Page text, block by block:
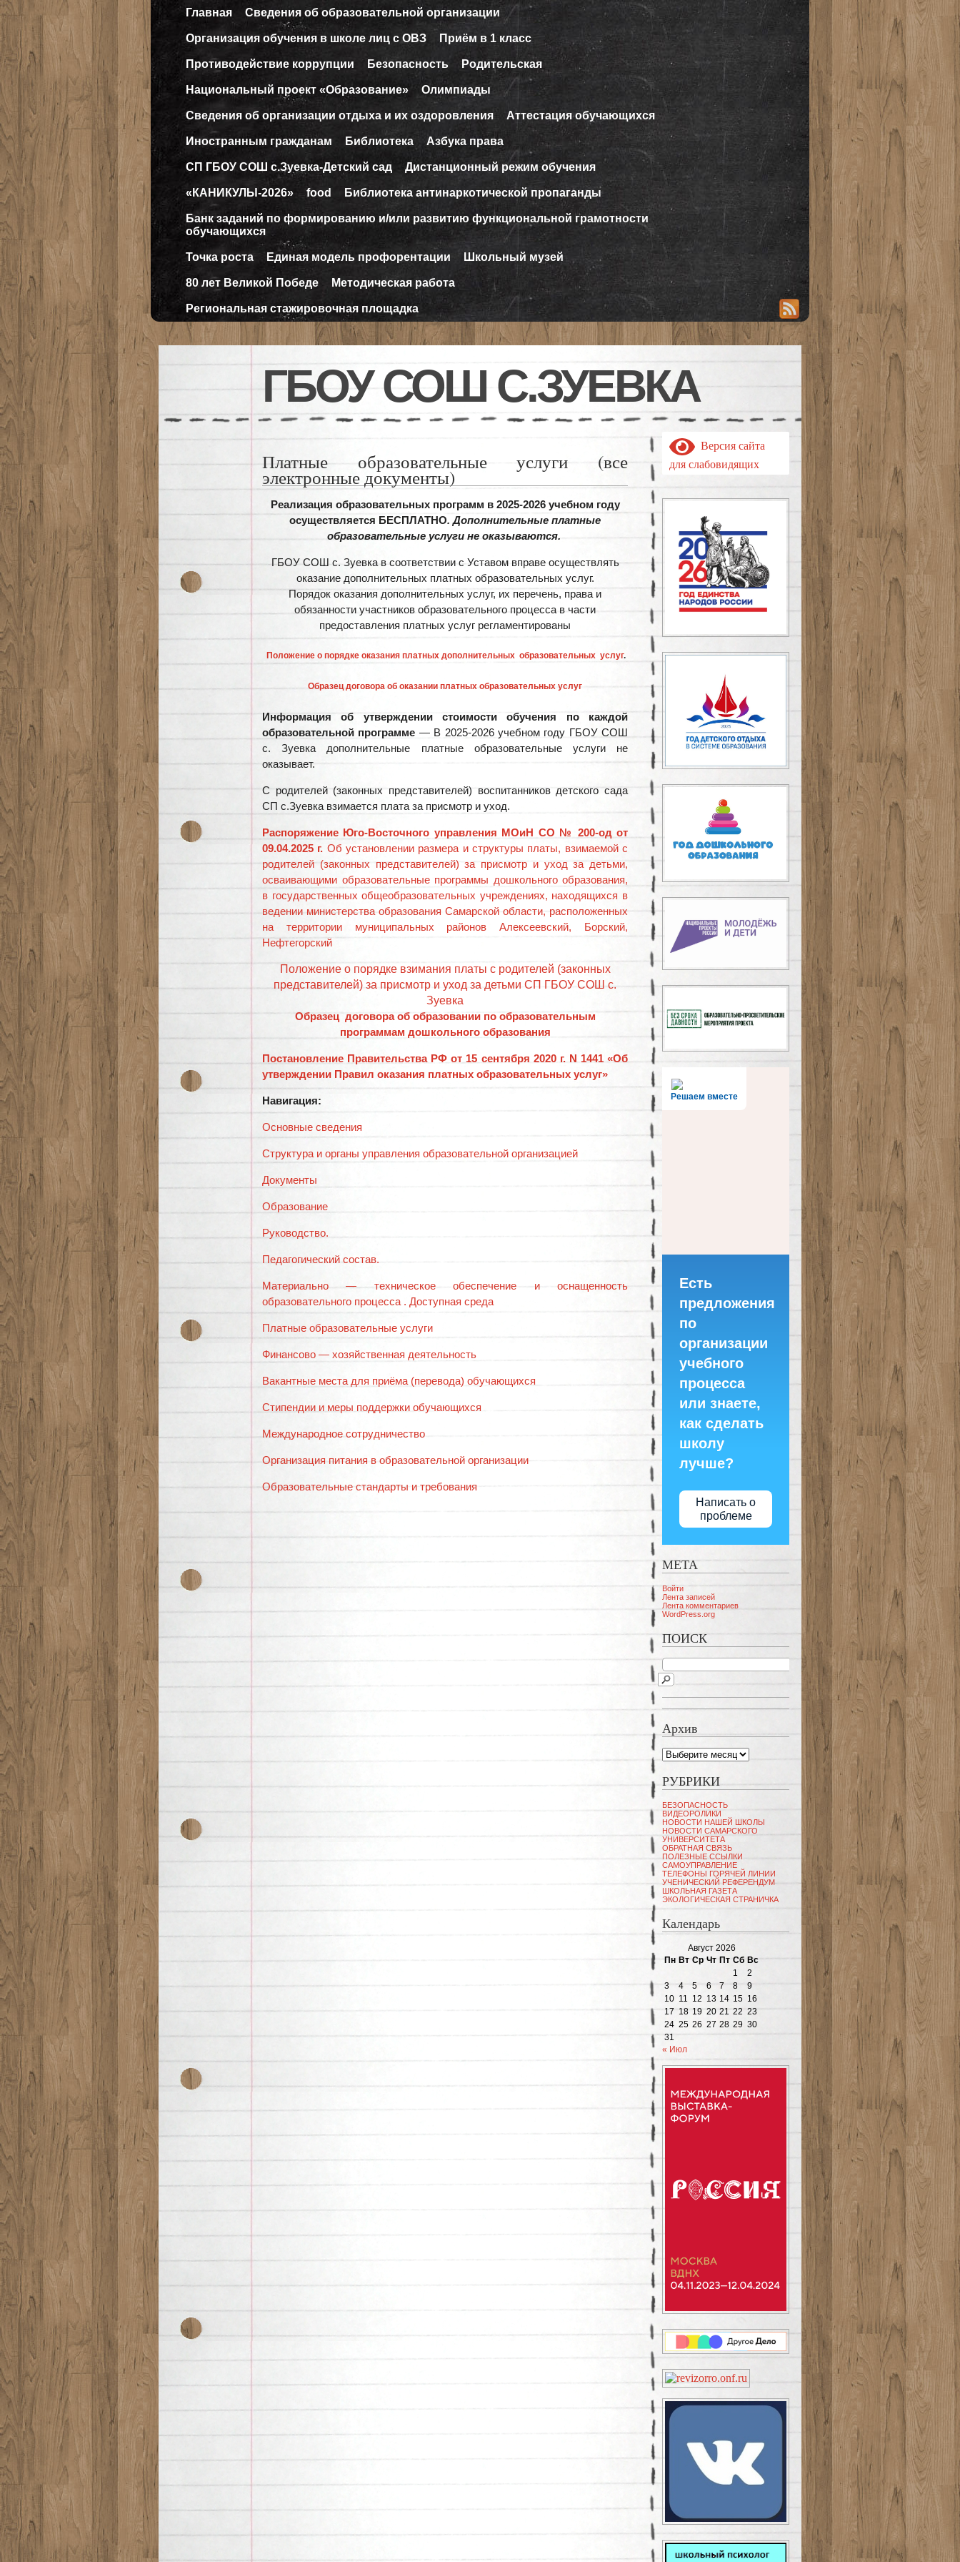
Главная Сведения об образовательной организации
Организация обучения в школе лиц с ОВЗ Приём в 1 класс
Противодействие коррупции Безопасность Родительская
Национальный проект «Образование» Олимпиады
Сведения об организации отдыха и их оздоровления Аттестация обучающихся
Иностранным гражданам Библиотека Азбука права
СП ГБОУ СОШ с.Зуевка-Детский сад Дистанционный режим обучения
«КАНИКУЛЫ-2026» food Библиотека антинаркотической пропаганды
Банк заданий по формированию и/или развитию функциональной грамотности
обучающихся
Точка роста Единая модель профорентации Школьный музей
80 лет Великой Победе Методическая работа
Региональная стажировочная площадка
ГБОУ СОШ С.ЗУЕВКА
Платные образовательные услуги (все
электронные документы)
Реализация образовательных программ в 2025-2026 учебном году
осуществляется БЕСПЛАТНО. Дополнительные платные
образовательные услуги не оказываются.
ГБОУ СОШ с. Зуевка в соответствии с Уставом вправе осуществлять
оказание дополнительных платных образовательных услуг.
Порядок оказания дополнительных услуг, их перечень, права и
обязанности участников образовательного процесса в части
предоставления платных услуг регламентированы
Положение о порядке оказания платных дополнительных образовательных услуг.
Образец договора об оказании платных образовательных услуг
Информация об утверждении стоимости обучения по каждой
образовательной программе — В 2025-2026 учебном году ГБОУ СОШ
с. Зуевка дополнительные платные образовательные услуги не
оказывает.
С родителей (законных представителей) воспитанников детского сада
СП с.Зуевка взимается плата за присмотр и уход.
Распоряжение Юго-Восточного управления МОиН СО № 200-од от
09.04.2025 г. Об установлении размера и структуры платы, взимаемой с
родителей (законных представителей) за присмотр и уход за детьми,
осваивающими образовательные программы дошкольного образования,
в государственных общеобразовательных учреждениях, находящихся в
ведении министерства образования Самарской области, расположенных
на территории муниципальных районов Алексеевский, Борский,
Нефтегорский
Положение о порядке взимания платы с родителей (законных
представителей) за присмотр и уход за детьми СП ГБОУ СОШ с.
Зуевка
Образец договораоб образовании по образовательным
программам дошкольного образования
Постановление Правительства РФ от 15 сентября 2020 г. N 1441 «Об
утверждении Правил оказания платных образовательных услуг»
Навигация:
Основные сведения
Структура и органы управления образовательной организацией
Документы
Образование
Руководство.
Педагогический состав.
Материально — техническое обеспечение и оснащенность
образовательного процесса . Доступная среда
Платные образовательные услуги
Финансово — хозяйственная деятельность
Вакантные места для приёма (перевода) обучающихся
Стипендии и меры поддержки обучающихся
Международное сотрудничество
Организация питания в образовательной организации
Образовательные стандарты и требования
Версия сайта
для слабовидящих
Решаем вместе
Есть
предложения
по
организации
учебного
процесса
или знаете,
как сделать
школу
лучше?
Написать о
проблеме
МЕТА
Войти
Лента записей
Лента комментариев
WordPress.org
ПОИСК
Архив
Архив
РУБРИКИ
БЕЗОПАСНОСТЬ
ВИДЕОРОЛИКИ
НОВОСТИ НАШЕЙ ШКОЛЫ
НОВОСТИ САМАРСКОГО
УНИВЕРСИТЕТА
ОБРАТНАЯ СВЯЗЬ
ПОЛЕЗНЫЕ ССЫЛКИ
САМОУПРАВЛЕНИЕ
ТЕЛЕФОНЫ ГОРЯЧЕЙ ЛИНИИ
УЧЕНИЧЕСКИЙ РЕФЕРЕНДУМ
ШКОЛЬНАЯ ГАЗЕТА
ЭКОЛОГИЧЕСКАЯ СТРАНИЧКА
Календарь
Август 2026
Пн Вт Ср Чт Пт Сб Вс
1
2
3
4 5 6 7 8
9
10 11 12 13 14 15 16
17 18 19 20 21 22 23
24 25 26 27 28 29 30
31
« Июл